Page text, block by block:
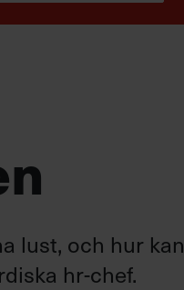
lust, och hur kan
hr-chef.